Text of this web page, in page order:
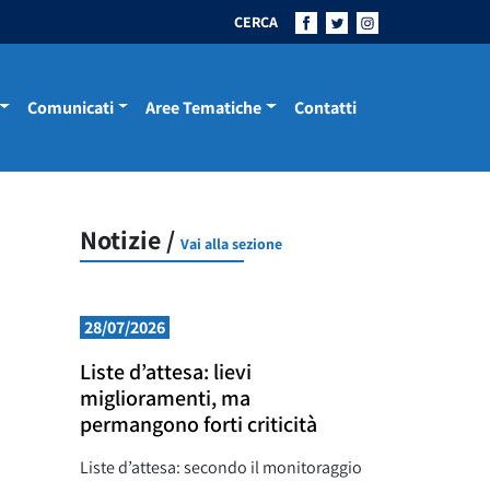
CERCA
Comunicati Aree Tematiche Contatti
Notizie / Vai alla sezione
28/07/2026
Liste d’attesa: lievi
miglioramenti, ma
permangono forti criticità
Liste d’attesa: secondo il monitoraggio